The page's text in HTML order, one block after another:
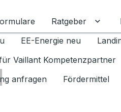
Ratgeber
EE-Energie neu
Vaillant Kompetenzpartner
anfragen
Fördermittel